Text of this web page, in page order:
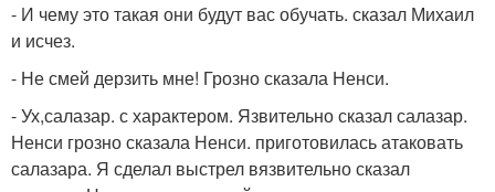
- И чему это такая они будут вас обучать. сказал Михаил
и исчез.
- Не смей дерзить мне! Грозно сказала Ненси.
- Ух,салазар. с характером. Язвительно сказал салазар.
Ненси грозно сказала Ненси. приготовилась атаковать
салазара. Я сделал выстрел вязвительно сказал